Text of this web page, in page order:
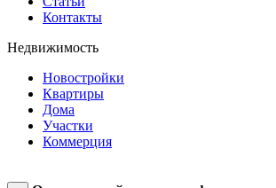
Контакты
Недвижимость
Новостройки
Квартиры
Дома
Участки
Коммерция